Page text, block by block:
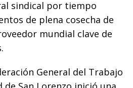
sindical por tiempo
de plena cosecha de
mundial clave de
General del Trabajo